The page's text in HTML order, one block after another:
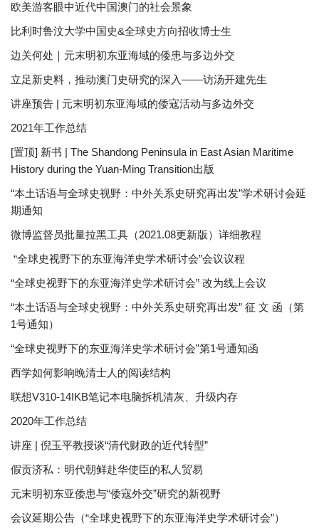
欧美游客眼中近代中国澳门的社会景象
比利时鲁汶大学中国史&全球史方向招收博士生
边关何处｜元末明初东亚海域的倭患与多边外交
立足新史料，推动澳门史研究的深入——访汤开建先生
讲座预告 | 元末明初东亚海域的倭寇活动与多边外交
2021年工作总结
[置顶] 新书 | The Shandong Peninsula in East Asian Maritime
History during the Yuan-Ming Transition出版
“本土话语与全球史视野：中外关系史研究再出发”学术研讨会延
期通知
微博监督员批量拉黑工具（2021.08更新版）详细教程
“全球史视野下的东亚海洋史学术研讨会”会议议程
“全球史视野下的东亚海洋史学术研讨会” 改为线上会议
“本土话语与全球史视野：中外关系史研究再出发” 征 文 函（第
1号通知）
“全球史视野下的东亚海洋史学术研讨会”第1号通知函
西学如何影响晚清士人的阅读结构
联想V310-14IKB笔记本电脑拆机清灰、升级内存
2020年工作总结
讲座 | 倪玉平教授谈“清代财政的近代转型”
假贡济私：明代朝鲜赴华使臣的私人贸易
元末明初东亚倭患与“倭寇外交”研究的新视野
会议延期公告（“全球史视野下的东亚海洋史学术研讨会”）